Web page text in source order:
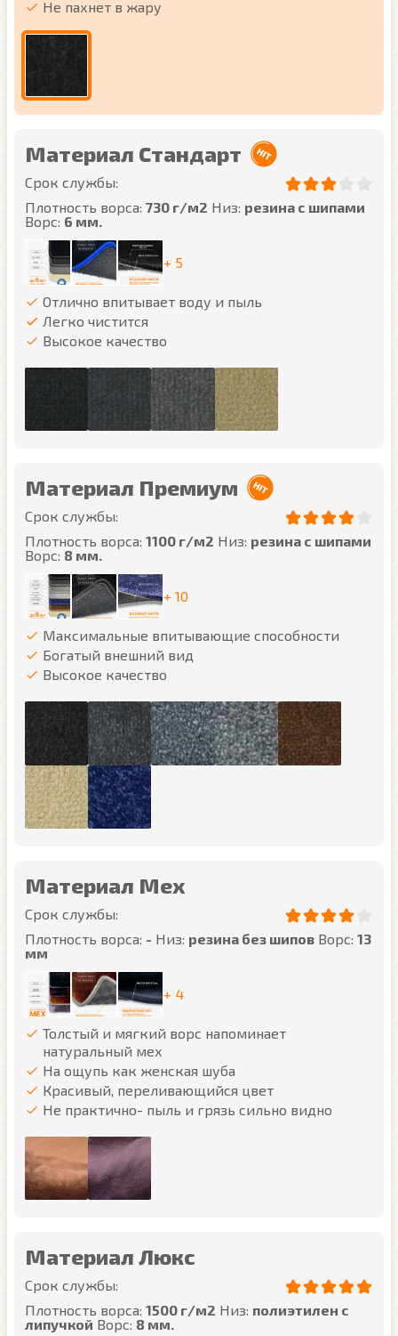
Не пахнет в жару
Материал Стандарт
Срок службы:
Плотность ворса: 730 г/м2 Низ: резина с шипами
Ворс: 6 мм.
+ 5
Отлично впитывает воду и пыль
Легко чистится
Высокое качество
Материал Премиум
Срок службы:
Плотность ворса: 1100 г/м2 Низ: резина с шипами
Ворс: 8 мм.
+ 10
Максимальные впитывающие способности
Богатый внешний вид
Высокое качество
Материал Мех
Срок службы:
Плотность ворса: - Низ: резина без шипов Ворс: 13
мм
+ 4
Толстый и мягкий ворс напоминает
натуральный мех
На ощупь как женская шуба
Красивый, переливающийся цвет
Не практично- пыль и грязь сильно видно
Материал Люкс
Срок службы:
Плотность ворса: 1500 г/м2 Низ: полиэтилен с
липучкой Ворс: 8 мм.